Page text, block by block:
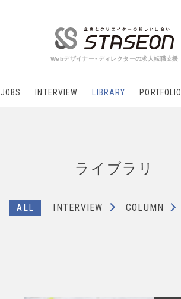
Webデザイナー・ディレクターの求人転職支援
JOBS INTERVIEW LIBRARY PORTFOLIO
ライブラリ
ALL INTERVIEW COLUMN